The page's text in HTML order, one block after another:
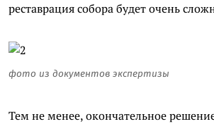
реставрация собора будет очень
фото из документов экспертизы
Тем не менее, окончательное